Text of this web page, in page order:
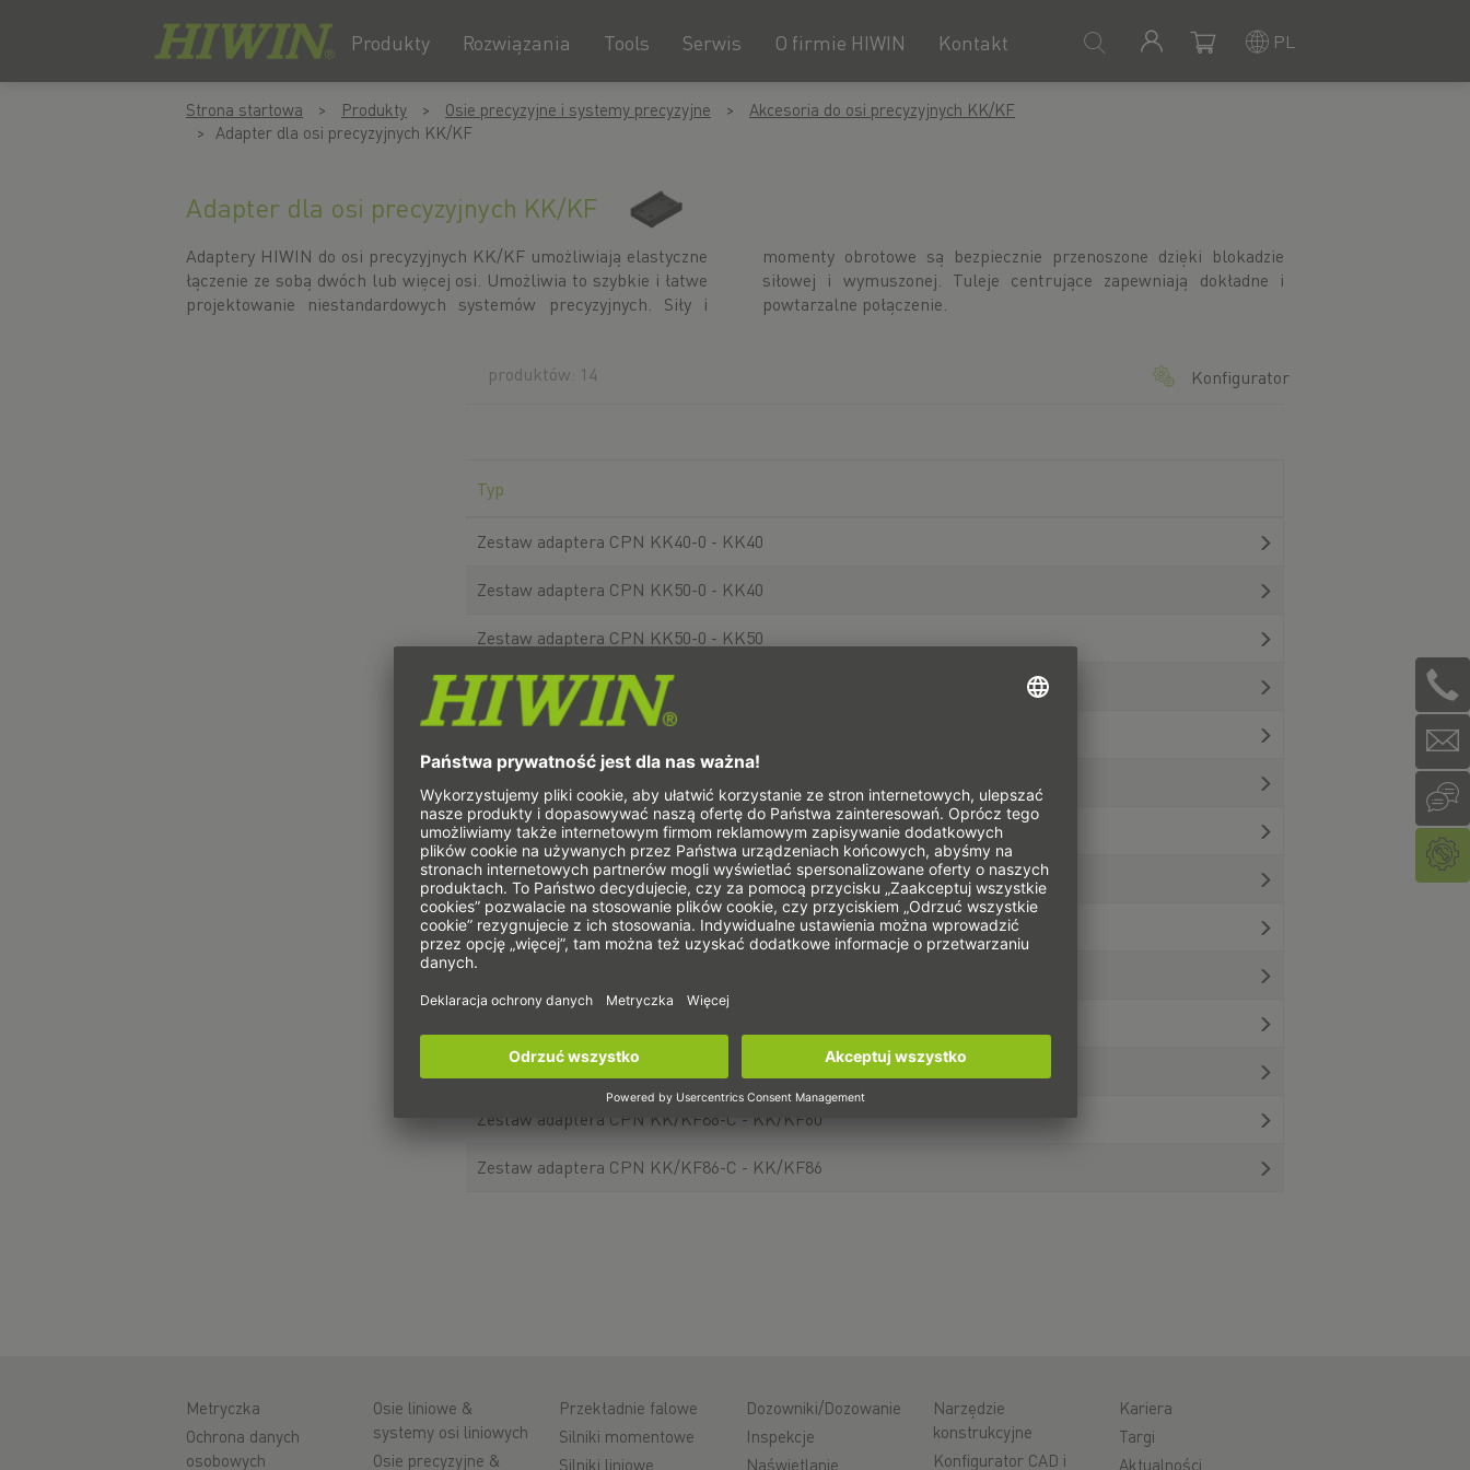
Kontakt
O firmie HIWIN
Serwis
Tools
Rozwiązania
Produkty PL
Strona startowa Produkty Osie precyzyjne i systemy precyzyjne
Akcesoria do osi precyzyjnych KK/KF
Adapter dla osi precyzyjnych KK/KF
Adapter dla osi precyzyjnych KK/KF
Adaptery HIWIN do osi precyzyjnych KK/KF umożliwiają elastyczne
łączenie ze sobą dwóch lub więcej osi. Umożliwia to szybkie i łatwe
projektowanie niestandardowych systemów precyzyjnych. Siły i
momenty obrotowe są bezpiecznie przenoszone dzięki blokadzie
siłowej i wymuszonej. Tuleje centrujące zapewniają dokładne i
powtarzalne połączenie.
produktów: 14 Konfigurator
Typ
Zestaw adaptera CPN KK40-0 - KK40
Zestaw adaptera CPN KK50-0 - KK40
Zestaw adaptera CPN KK50-0 - KK50
Zestaw adaptera CPN KK/KF60-0 - KK50
Zestaw adaptera CPN KK/KF60-0 - KK/KF60
Zestaw adaptera CPN KK/KF86-0 - KK/KF86
Zestaw adaptera CPN KK40-C - KK40
Zestaw adaptera CPN KK50-C - KK40
Zestaw adaptera CPN KK/KF60-C - KK/KF60
Zestaw adaptera CPN KK/KF86-C - KK/KF60
Zestaw adaptera CPN KK/KF86-C - KK/KF86
Metryczka
Ochrona danych
osobowych
Osie liniowe &
systemy osi liniowych
Osie precyzyjne &
Przekładnie falowe
Silniki momentowe
Silniki liniowe
Dozowniki/Dozowanie
Inspekcje
Naświetlanie
Narzędzie
konstrukcyjne
Konfigurator CAD i
Kariera
Targi
Aktualności